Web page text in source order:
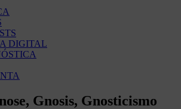
DIGITAL
Gnosis, Gnosticismo